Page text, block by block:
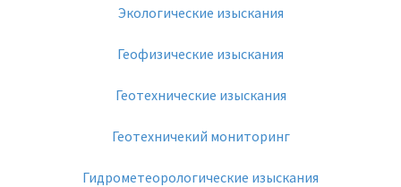
Экологические изыскания
Геофизические изыскания
Геотехнические изыскания
Геотехничекий мониторинг
Гидрометеорологические изыскания